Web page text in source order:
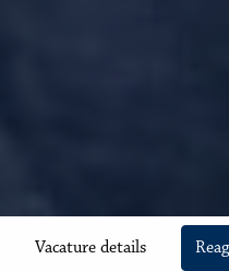
Vacature details